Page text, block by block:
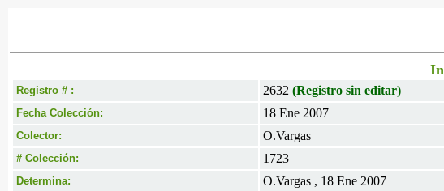
Registro # : 2632 (Registro sin editar)
Fecha Colección: 18 Ene 2007
Colector: O.Vargas
# Colección: 1723
Determina: O.Vargas , 18 Ene 2007